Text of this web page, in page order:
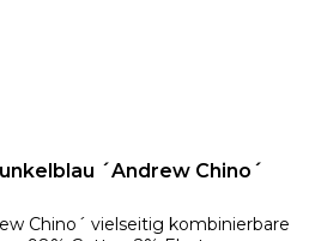
´Andrew Chino´
Chino´ vielseitig kombinierbare